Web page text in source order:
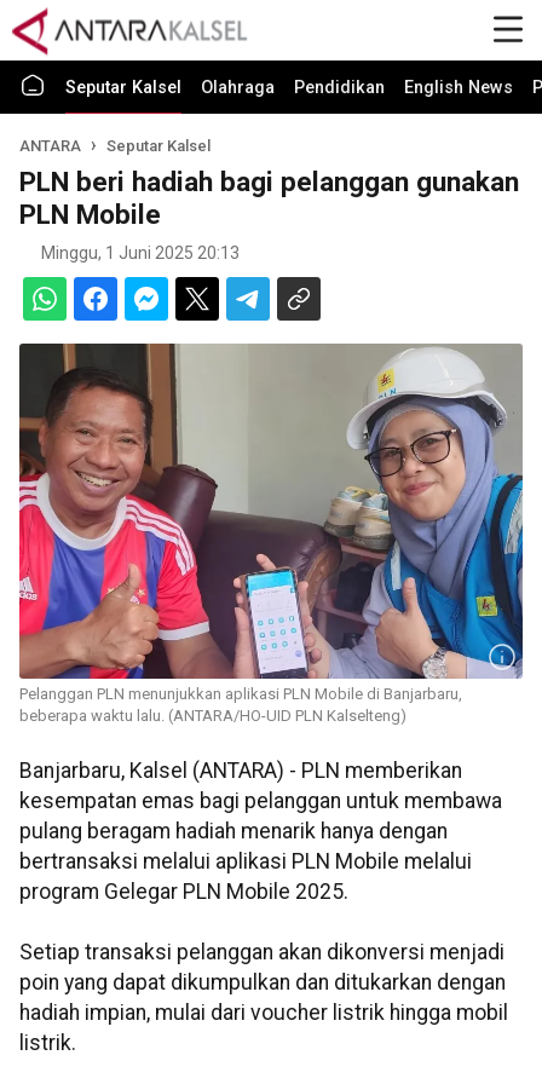
Seputar Kalsel Olahraga Pendidikan English News
ANTARA Seputar Kalsel
PLN beri hadiah bagi pelanggan gunakan
PLN Mobile
Minggu, 1 Juni 2025 20:13
Pelanggan PLN menunjukkan aplikasi PLN Mobile di Banjarbaru,
beberapa waktu lalu. (ANTARA/HO-UID PLN Kalselteng)
Banjarbaru, Kalsel (ANTARA) - PLN memberikan
kesempatan emas bagi pelanggan untuk membawa
pulang beragam hadiah menarik hanya dengan
bertransaksi melalui aplikasi PLN Mobile melalui
program Gelegar PLN Mobile 2025.
Setiap transaksi pelanggan akan dikonversi menjadi
poin yang dapat dikumpulkan dan ditukarkan dengan
hadiah impian, mulai dari voucher listrik hingga mobil
listrik.